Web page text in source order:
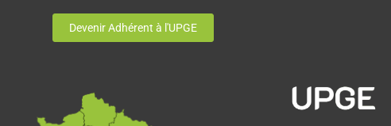
Devenir Adhérent à l'UPGE